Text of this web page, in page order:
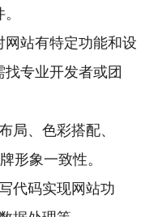
网站有特定功能和设
专业开发者或团
局、色彩搭配、
形象一致性。
代码实现网站功